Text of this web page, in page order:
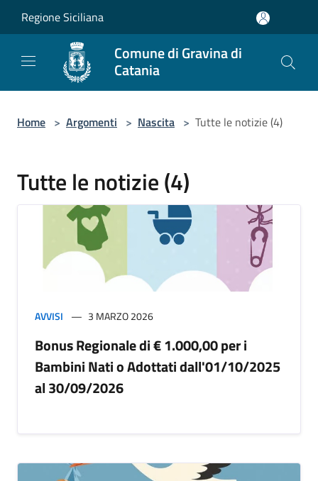
Regione Siciliana
Comune di Gravina di
Catania
Home > Argomenti > Nascita > Tutte le notizie (4)
Tutte le notizie (4)
AVVISI 3 MARZO 2026
Bonus Regionale di € 1.000,00 per i
Bambini Nati o Adottati dall'01/10/2025
al 30/09/2026